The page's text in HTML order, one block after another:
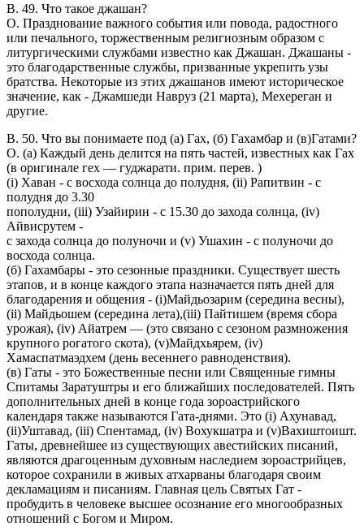
В. 49. Что такое джашан?
O. Празднование важного события или повода, радостного
или печального, торжественным религиозным образом с
литургическими службами известно как Джашан. Джашаны -
это благодарственные службы, призванные укрепить узы
братства. Некоторые из этих джашанов имеют историческое
значение, как - Джамшеди Навруз (21 марта), Мехереган и
другие.
В. 50. Что вы понимаете под (а) Гах, (б) Гахамбар и (в)Гатами?
O. (a) Каждый день делится на пять частей, известных как Гах
(в оригинале гех — гуджарати. прим. перев. )
(i) Хаван - с восхода солнца до полудня, (ii) Рапитвин - с
полудня до 3.30
пополудни, (iii) Узайирин - с 15.30 до захода солнца, (iv)
Айвисрутем -
с захода солнца до полуночи и (v) Ушахин - с полуночи до
восхода солнца.
(б) Гахамбары - это сезонные праздники. Существует шесть
этапов, и в конце каждого этапа назначается пять дней для
благодарения и общения - (i)Майдьозарим (середина весны),
(ii) Майдьошем (середина лета),(iii) Пайтишем (время сбора
урожая), (iv) Айатрем — (это связано с сезоном размножения
крупного рогатого скота), (v)Майдхьярем, (iv)
Хамаспатмаэдхем (день весеннего равноденствия).
(в) Гаты - это Божественные песни или Священные гимны
Спитамы Заратуштры и его ближайших последователей. Пять
дополнительных дней в конце года зороастрийского
календаря также называются Гата-днями. Это (i) Ахунавад,
(ii)Уштавад, (iii) Спентамад, (iv) Вохукшатра и (v)Вахиштоишт.
Гаты, древнейшее из существующих авестийских писаний,
являются драгоценным духовным наследием зороастрийцев,
которое сохранили в живых атхарваны благодаря своим
декламациям и писаниям. Главная цель Святых Гат -
пробудить в человеке высшее осознание его многообразных
отношений с Богом и Миром.